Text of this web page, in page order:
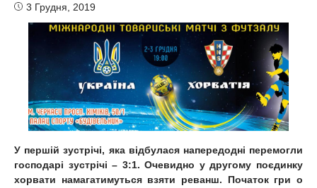
3 Грудня, 2019
У першій зустрічі, яка відбулася напередодні перемогли
господарі зустрічі – 3:1. Очевидно у другому поєдинку
хорвати намагатимуться взяти реванш. Початок гри о